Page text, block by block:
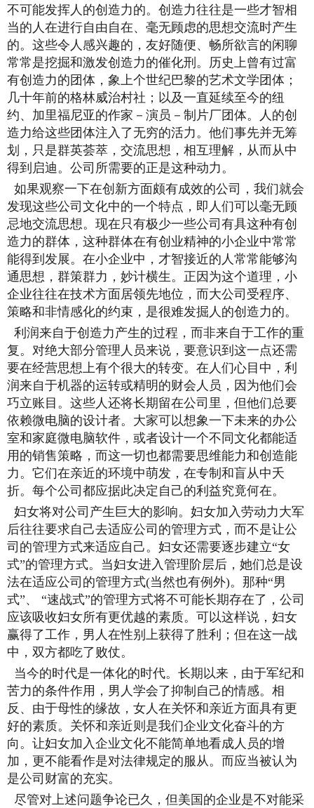
不可能发挥人的创造力的。创造力往往是一些才智相
当的人在进行自由自在、毫无顾虑的思想交流时产生
的。这些令人感兴趣的，友好随便、畅所欲言的闲聊
常常是挖掘和激发创造力的催化刑。历史上曾有过富
有创造力的团体，象上个世纪巴黎的艺术文学团体；
几十年前的格林威治村社；以及一直延续至今的纽
约、加里福尼亚的作家－演员－制片厂团体。人的创
造力给这些团体注入了无穷的活力。他们事先并无筹
划，只是群英荟萃，交流思想，相互理解，从而从中
得到启迪。公司所需要的正是这种动力。
如果观察一下在创新方面颇有成效的公司，我们就会
发现这些公司文化中的一个特点，即人们可以毫无顾
忌地交流思想。现在只有极少一些公司有具这种有创
造力的群体，这种群体在有创业精神的小企业中常常
能得到发展。在小企业中，才智接近的人常常能够沟
通思想，群策群力，妙计横生。正因为这个道理，小
企业往往在技术方面居领先地位，而大公司受程序、
策略和非情感化的约束，是很难发掘人的创造力的。
利润来自于创造力产生的过程，而非来自于工作的重
复。对绝大部分管理人员来说，要意识到这一点还需
要在经营思想上有个很大的转变。在人们心目中，利
润来自于机器的运转或精明的财会人员，因为他们会
巧立账目。这些人还将长期留在公司里，但他们总要
依赖微电脑的设计者。大家可以想象一下未来的办公
室和家庭微电脑软件，或者设计一个不同文化都能适
用的销售策略，而这一切也都需要思维能力和创造能
力。它们在亲近的环境中萌发，在专制和盲从中夭
折。每个公司都应据此决定自己的利益究竟何在。
妇女将对公司产生巨大的影响。妇女加入劳动力大军
后往往要求自己去适应公司的管理方式，而不是让公
司的管理方式来适应自己。妇女还需要逐步建立“女
式”的管理方式。当妇女进入管理阶层后，她们总是设
法在适应公司的管理方式(当然也有例外)。那种“男
式”、 “速战式”的管理方式将不可能长期存在了，公司
应该吸收妇女所有更优越的素质。可以这样说，妇女
赢得了工作，男人在性别上获得了胜利；但在这一战
中，双方都吃了败仗。
当今的时代是一体化的时代。长期以来，由于军纪和
苦力的条件作用，男人学会了抑制自己的情感。相
反、由于母性的缘故，女人在关怀和亲近方面具有更
好的素质。关怀和亲近则是我们企业文化奋斗的方
向。让妇女加入企业文化不能简单地看成人员的增
加，更不能看作是对法律规定的服从。而应当被认为
是公司财富的充实。
尽管对上述问题争论已久，但美国的企业是不对能采